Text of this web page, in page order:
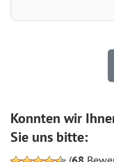
Konnten wir
Sie uns bitte: